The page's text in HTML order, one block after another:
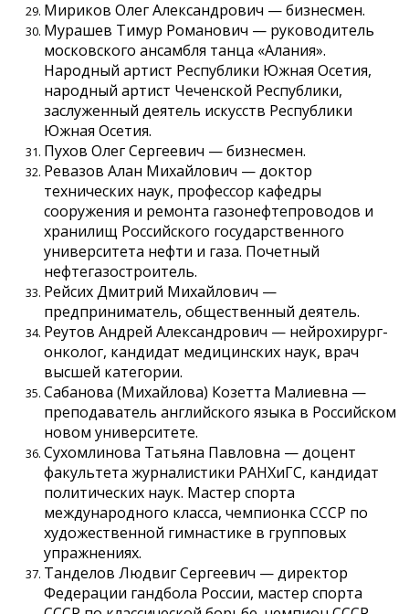
Мириков Олег Александрович — бизнесмен.
Мурашев Тимур Романович — руководитель
московского ансамбля танца «Алания».
Народный артист Республики Южная Осетия,
народный артист Чеченской Республики,
заслуженный деятель искусств Республики
Южная Осетия.
Пухов Олег Сергеевич — бизнесмен.
Ревазов Алан Михайлович — доктор
технических наук, профессор кафедры
сооружения и ремонта газонефтепроводов и
хранилищ Российского государственного
университета нефти и газа. Почетный
нефтегазостроитель.
Рейсих Дмитрий Михайлович —
предприниматель, общественный деятель.
Реутов Андрей Александрович — нейрохирург-
онколог, кандидат медицинских наук, врач
высшей категории.
Сабанова (Михайлова) Козетта Малиевна —
преподаватель английского языка в Российском
новом университете.
Сухомлинова Татьяна Павловна — доцент
факультета журналистики РАНХиГС, кандидат
политических наук. Мастер спорта
международного класса, чемпионка СССР по
художественной гимнастике в групповых
упражнениях.
Танделов Людвиг Сергеевич — директор
Федерации гандбола России, мастер спорта